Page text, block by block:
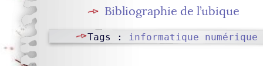
Bibliographie de l’ubique
Tags : informatique numérique